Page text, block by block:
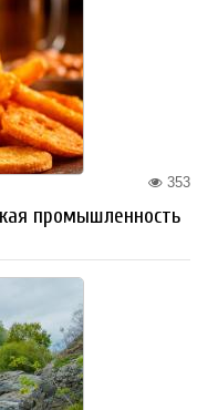
353
промышленность